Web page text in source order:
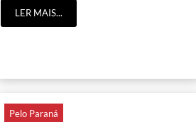
LER MAIS...
Pelo Paraná